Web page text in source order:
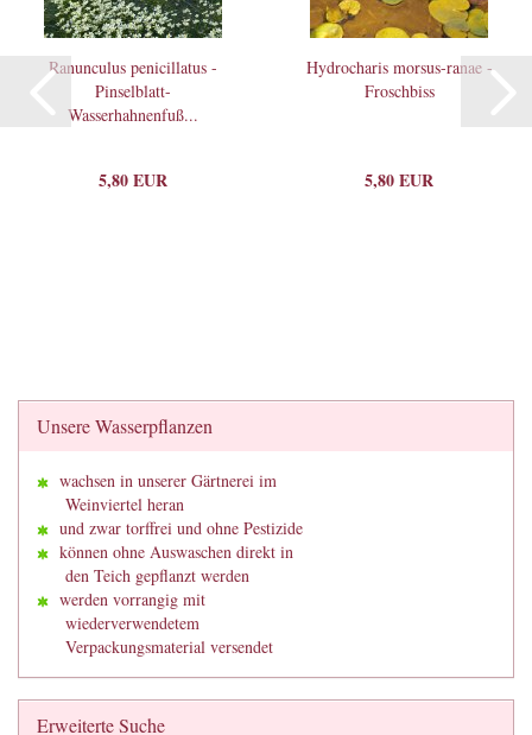
Ranunculus penicillatus -
Pinselblatt-
Wasserhahnenfuß...
5,80 EUR
Hydrocharis morsus-ranae -
Froschbiss
5,80 EUR
Unsere Wasserpflanzen
wachsen in unserer Gärtnerei im
Weinviertel heran
und zwar torffrei und ohne Pestizide
können ohne Auswaschen direkt in
den Teich gepflanzt werden
werden vorrangig mit
wiederverwendetem
Verpackungsmaterial versendet
Erweiterte Suche